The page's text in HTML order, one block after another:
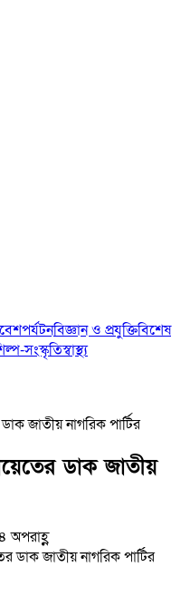
পর্যটনবিজ্ঞান ও প্রযুক্তিবিশেষ
সংস্কৃতিস্বাস্থ্য
জাতীয় নাগরিক পার্টির
ডাক জাতীয়